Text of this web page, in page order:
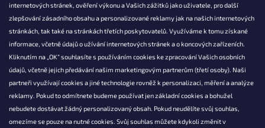
internetových stránek, ověření výkonu a Vašich zážitků jako uživatele, pro další
zlepšování zásadního obsahu a personalizované reklamy jak na našich internetových
stránkách, tak také na stránkách třetích poskytovatelů. Využíváme k tomu získané
informace, včetně údajů o užívání internetových stránek a o koncových zařízeních.
Kliknutím na „OK“ souhlasíte s používáním cookies ke zpracování Vašich osobních
údajů, včetně jejich předávání našim marketingovým partnerům (třetí osoby). Naši
partneři využívají cookies a jiné technologie rovněž k personalizaci, měření a analýze
reklamy. Pokud to odmítnete budeme používat jen základní cookies a bohužel
nebudete dostávat žádný personalizovaný obsah. Pokud neudělíte svůj souhlas,
omezíme se pouze na nutné cookies. Svůj souhlas můžete kdykoli změnit v
KONTAKT
info@falanzo.cz
Falanzo.cz
FalanzoCZ